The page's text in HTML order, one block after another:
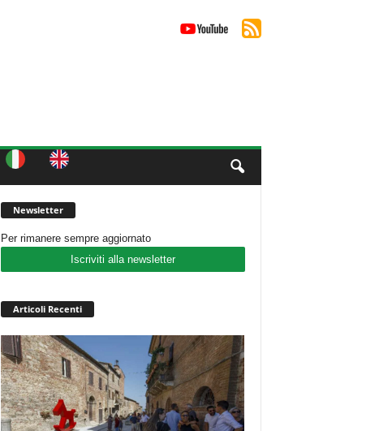
Newsletter
Per rimanere sempre aggiornato
Iscriviti alla newsletter
Articoli Recenti